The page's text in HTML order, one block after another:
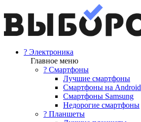
? Электроника
Главное меню
? Смартфоны
Лучшие смартфоны
Смартфоны на Android
Смартфоны Samsung
Недорогие смартфоны
? Планшеты